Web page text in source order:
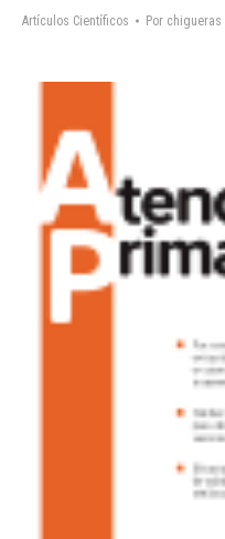
Artículos Científicos Por chigueras